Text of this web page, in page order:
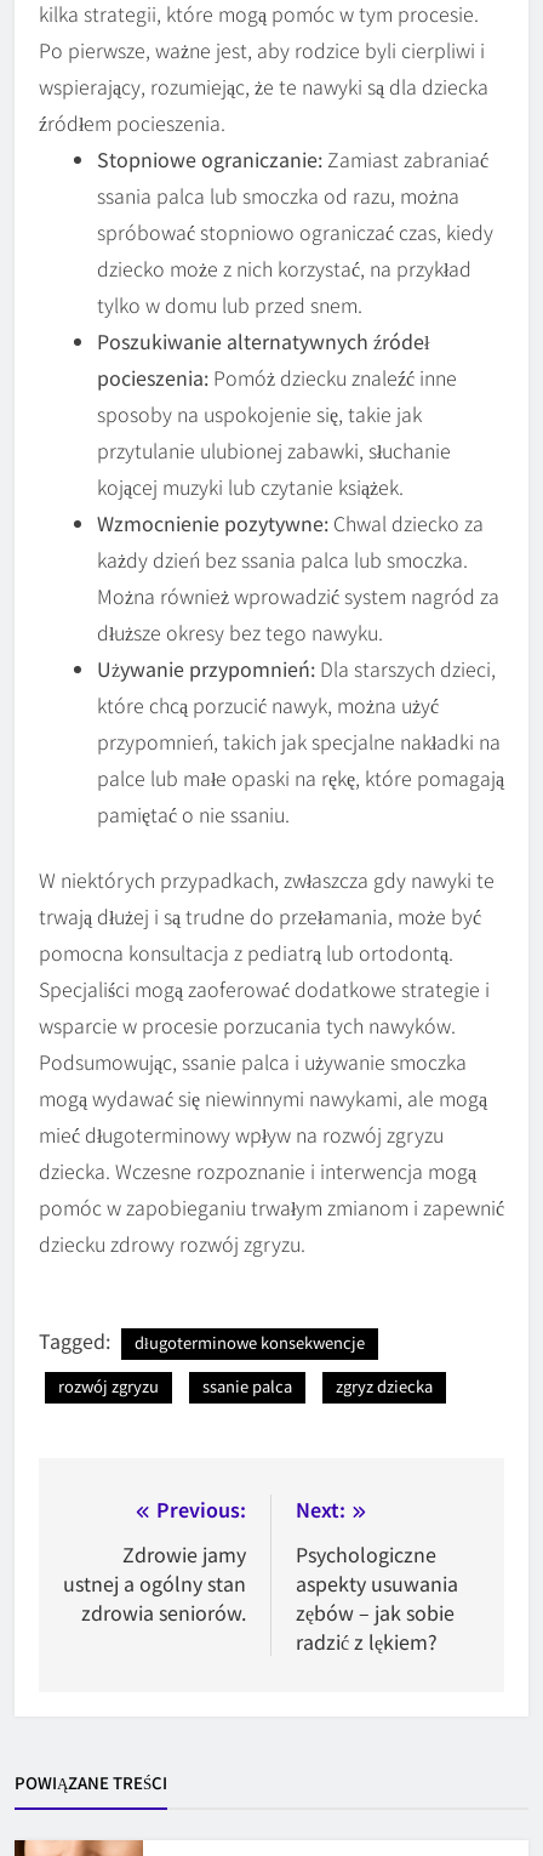
kilka strategii, które mogą pomóc w tym procesie.
Po pierwsze, ważne jest, aby rodzice byli cierpliwi i
wspierający, rozumiejąc, że te nawyki są dla dziecka
źródłem pocieszenia.
Stopniowe ograniczanie: Zamiast zabraniać
ssania palca lub smoczka od razu, można
spróbować stopniowo ograniczać czas, kiedy
dziecko może z nich korzystać, na przykład
tylko w domu lub przed snem.
Poszukiwanie alternatywnych źródeł
pocieszenia: Pomóż dziecku znaleźć inne
sposoby na uspokojenie się, takie jak
przytulanie ulubionej zabawki, słuchanie
kojącej muzyki lub czytanie książek.
Wzmocnienie pozytywne: Chwal dziecko za
każdy dzień bez ssania palca lub smoczka.
Można również wprowadzić system nagród za
dłuższe okresy bez tego nawyku.
Używanie przypomnień: Dla starszych dzieci,
które chcą porzucić nawyk, można użyć
przypomnień, takich jak specjalne nakładki na
palce lub małe opaski na rękę, które pomagają
pamiętać o nie ssaniu.
W niektórych przypadkach, zwłaszcza gdy nawyki te
trwają dłużej i są trudne do przełamania, może być
pomocna konsultacja z pediatrą lub ortodontą.
Specjaliści mogą zaoferować dodatkowe strategie i
wsparcie w procesie porzucania tych nawyków.
Podsumowując, ssanie palca i używanie smoczka
mogą wydawać się niewinnymi nawykami, ale mogą
mieć długoterminowy wpływ na rozwój zgryzu
dziecka. Wczesne rozpoznanie i interwencja mogą
pomóc w zapobieganiu trwałym zmianom i zapewnić
dziecku zdrowy rozwój zgryzu.
Tagged:
długoterminowe konsekwencje
rozwój zgryzu
ssanie palca zgryz dziecka
Nawigacja
wpisu
Previous:
Zdrowie jamy
ustnej a ogólny stan
zdrowia seniorów.
Next:
Psychologiczne
aspekty usuwania
zębów – jak sobie
radzić z lękiem?
POWIĄZANE TREŚCI